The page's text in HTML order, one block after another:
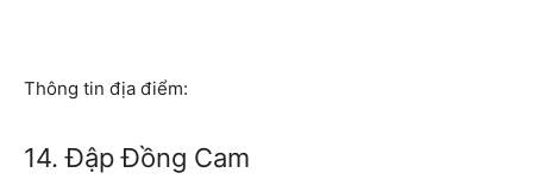
Thông tin địa điểm:
14. Đập Đồng Cam